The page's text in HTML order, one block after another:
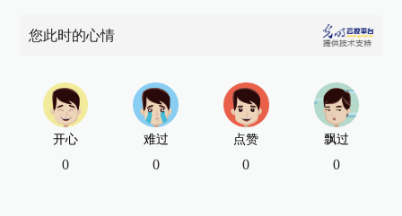
您此时的心情
开心
0
难过
0
点赞
0
飘过
0